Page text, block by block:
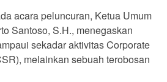
acara peluncuran, Ketua Umum
Santoso, S.H., menegaskan
sekadar aktivitas Corporate
melainkan sebuah terobosan